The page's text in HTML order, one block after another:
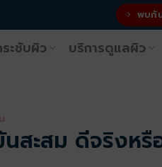
พบกั
ะชับผิว
บริการดูแลผิว
สะสม ดีจริงหรื